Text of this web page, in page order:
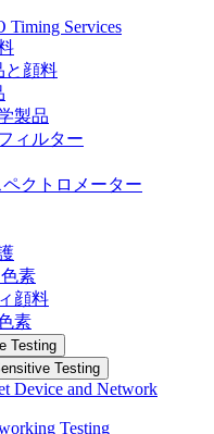
Timing Services
と顔料
製品
ィルター
クトロメーター
色素
顔料
素
Testing
Testing
Device and Network
Testing